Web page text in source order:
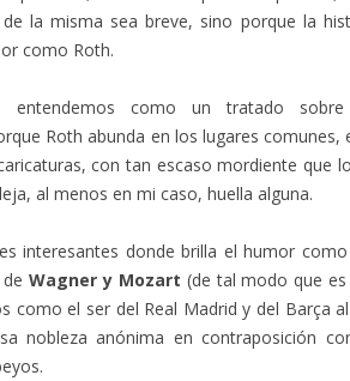
la misma sea breve, sino porque la
como Roth.
como un tratado
Roth abunda en los lugares comunes,
con tan escaso mordiente que
al menos en mi caso, huella alguna.
interesantes donde brilla el humor
deWagner y Mozart (de tal modo que
como el ser del Real Madrid y del Barça
nobleza anónima en contraposición